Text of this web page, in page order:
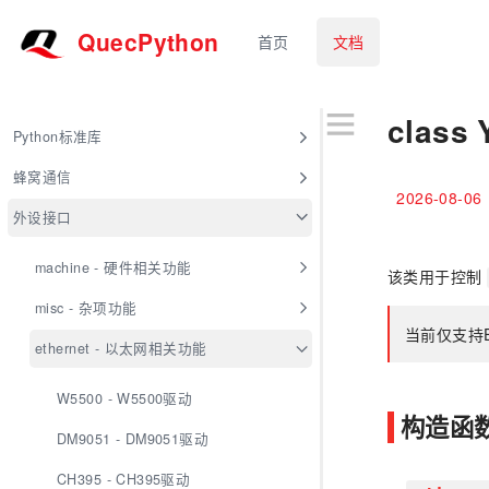
QuecPython 首页 文档
Python标准库
蜂窝通信
外设接口
machine - 硬件相关功能
misc - 杂项功能
ethernet - 以太网相关功能
W5500 - W5500驱动
DM9051 - DM9051驱动
CH395 - CH395驱动
class
2026-08-06
该类用于控制
当前仅支
构造函